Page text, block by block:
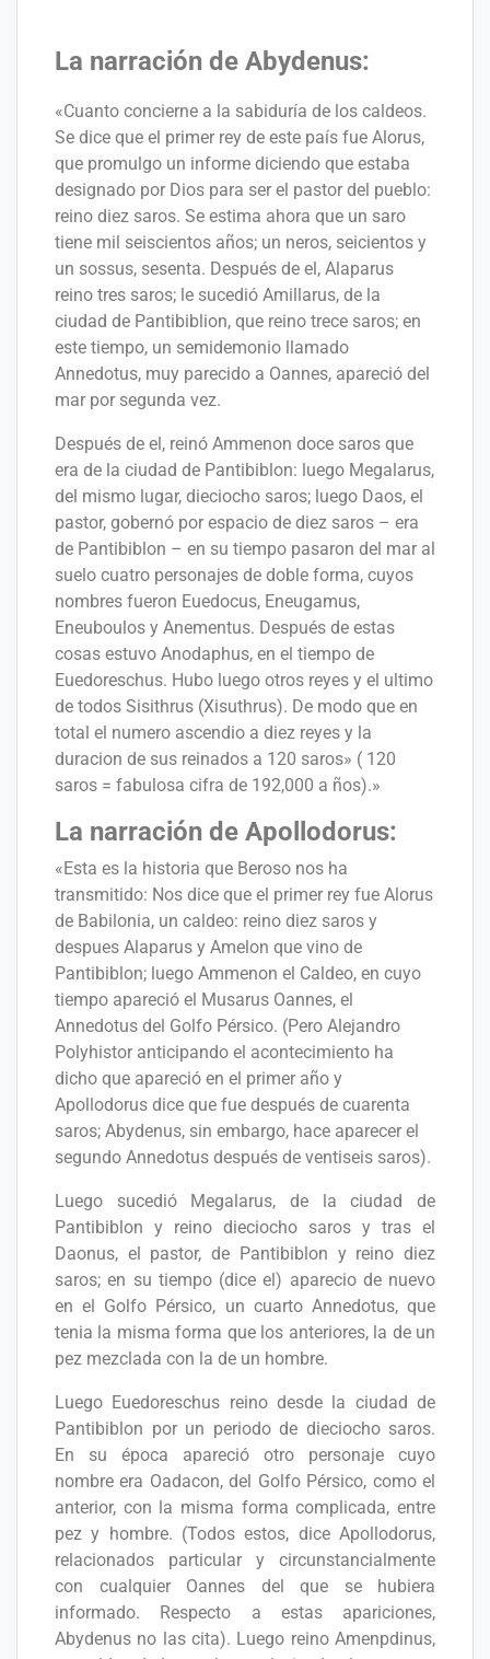
La narración de Abydenus:
«Cuanto concierne a la sabiduría de los caldeos.
Se dice que el primer rey de este país fue Alorus,
que promulgo un informe diciendo que estaba
designado por Dios para ser el pastor del pueblo:
reino diez saros. Se estima ahora que un saro
tiene mil seiscientos años; un neros, seicientos y
un sossus, sesenta. Después de el, Alaparus
reino tres saros; le sucedió Amillarus, de la
ciudad de Pantibiblion, que reino trece saros; en
este tiempo, un semidemonio llamado
Annedotus, muy parecido a Oannes, apareció del
mar por segunda vez.
Después de el, reinó Ammenon doce saros que
era de la ciudad de Pantibiblon: luego Megalarus,
del mismo lugar, dieciocho saros; luego Daos, el
pastor, gobernó por espacio de diez saros – era
de Pantibiblon – en su tiempo pasaron del mar al
suelo cuatro personajes de doble forma, cuyos
nombres fueron Euedocus, Eneugamus,
Eneuboulos y Anementus. Después de estas
cosas estuvo Anodaphus, en el tiempo de
Euedoreschus. Hubo luego otros reyes y el ultimo
de todos Sisithrus (Xisuthrus). De modo que en
total el numero ascendio a diez reyes y la
duracion de sus reinados a 120 saros» ( 120
saros = fabulosa cifra de 192,000 a ños).»
La narración de Apollodorus:
«Esta es la historia que Beroso nos ha
transmitido: Nos dice que el primer rey fue Alorus
de Babilonia, un caldeo: reino diez saros y
despues Alaparus y Amelon que vino de
Pantibiblon; luego Ammenon el Caldeo, en cuyo
tiempo apareció el Musarus Oannes, el
Annedotus del Golfo Pérsico. (Pero Alejandro
Polyhistor anticipando el acontecimiento ha
dicho que apareció en el primer año y
Apollodorus dice que fue después de cuarenta
saros; Abydenus, sin embargo, hace aparecer el
segundo Annedotus después de ventiseis saros).
Luego sucedió Megalarus, de la ciudad de
Pantibiblon y reino dieciocho saros y tras el
Daonus, el pastor, de Pantibiblon y reino diez
saros; en su tiempo (dice el) aparecio de nuevo
en el Golfo Pérsico, un cuarto Annedotus, que
tenia la misma forma que los anteriores, la de un
pez mezclada con la de un hombre.
Luego Euedoreschus reino desde la ciudad de
Pantibiblon por un periodo de dieciocho saros.
En su época apareció otro personaje cuyo
nombre era Oadacon, del Golfo Pérsico, como el
anterior, con la misma forma complicada, entre
pez y hombre. (Todos estos, dice Apollodorus,
relacionados particular y circunstancialmente
con cualquier Oannes del que se hubiera
informado. Respecto a estas apariciones,
Abydenus no las cita). Luego reino Amenpdinus,